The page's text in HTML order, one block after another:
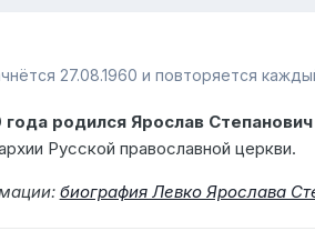
27.08.1960 и повторяется
года родился Ярослав
Русской православной церкви.
биография Левко Ярослава